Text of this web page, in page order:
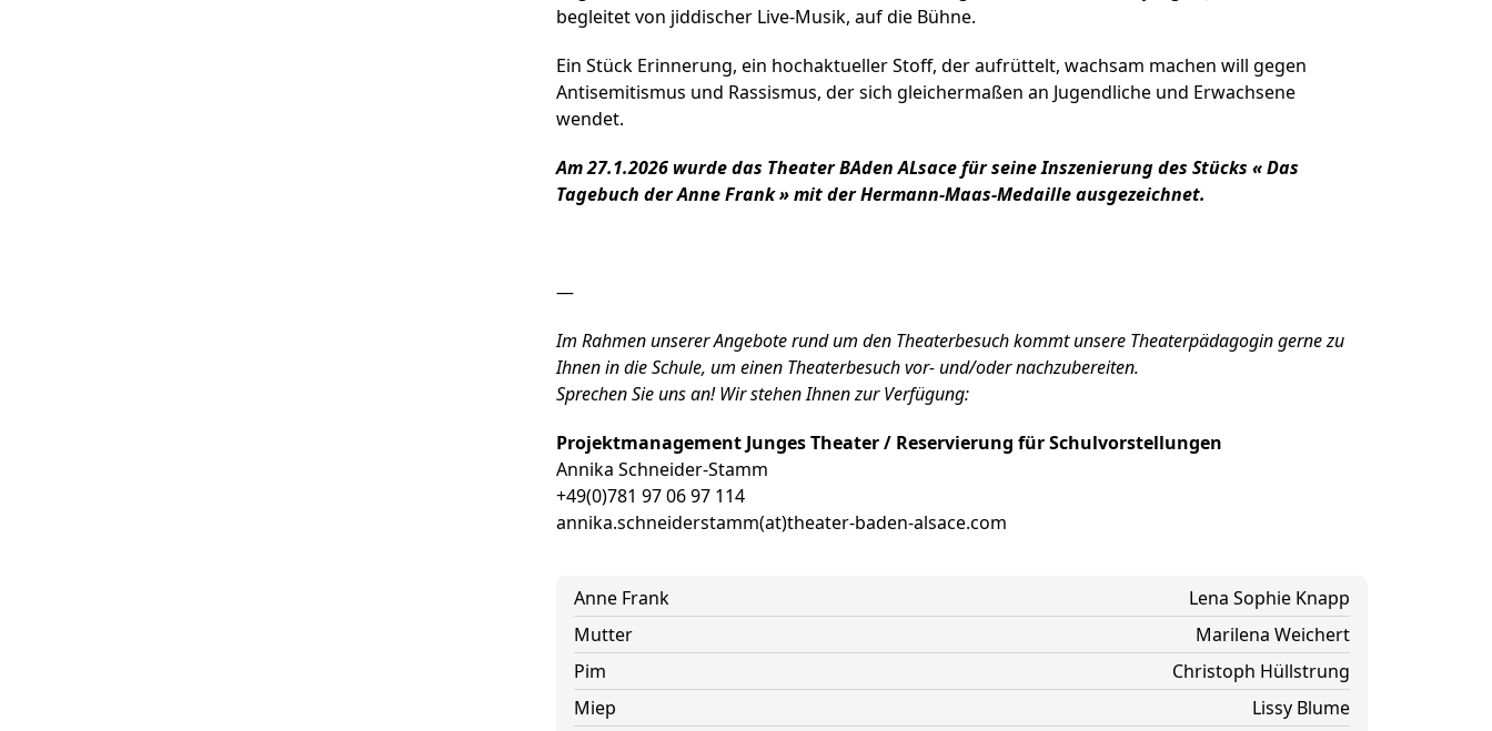
begleitet von jiddischer Live-Musik, auf die Bühne.
Ein Stück Erinnerung, ein hochaktueller Stoff, der aufrüttelt, wachsam machen will gegen
Antisemitismus und Rassismus, der sich gleichermaßen an Jugendliche und Erwachsene
wendet.
Am 27.1.2026 wurde das Theater BAden ALsace für seine Inszenierung des Stücks « Das
Tagebuch der Anne Frank » mit der Hermann-Maas-Medaille ausgezeichnet.
—
Im Rahmen unserer Angebote rund um den Theaterbesuch kommt unsere Theaterpädagogin gerne zu
Ihnen in die Schule, um einen Theaterbesuch vor- und/oder nachzubereiten.
Sprechen Sie uns an! Wir stehen Ihnen zur Verfügung:
Projektmanagement Junges Theater / Reservierung für Schulvorstellungen
Annika Schneider-Stamm
+49(0)781 97 06 97 114
annika.schneiderstamm(at)theater-baden-alsace.com
Anne Frank
Lena Sophie Knapp
Mutter
Marilena Weichert
Pim
Christoph Hüllstrung
Miep
Lissy Blume